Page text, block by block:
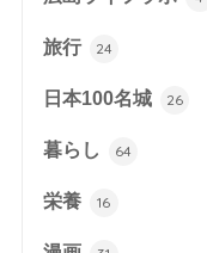
旅行 24
日本100名城 26
暮らし 64
栄養 16